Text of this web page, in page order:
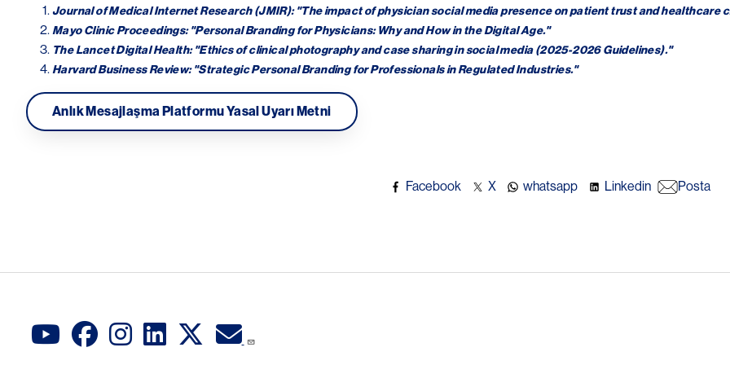
Journal of Medical Internet Research (JMIR): "The impact of physician social media presence on patient trust and healthcare
Mayo Clinic Proceedings: "Personal Branding for Physicians: Why and How in the Digital Age."
The Lancet Digital Health: "Ethics of clinical photography and case sharing in social media (2025-2026 Guidelines)."
Harvard Business Review: "Strategic Personal Branding for Professionals in Regulated Industries."
Anlık Mesajlaşma Platformu Yasal Uyarı Metni
Facebook X whatsapp Linkedin Posta